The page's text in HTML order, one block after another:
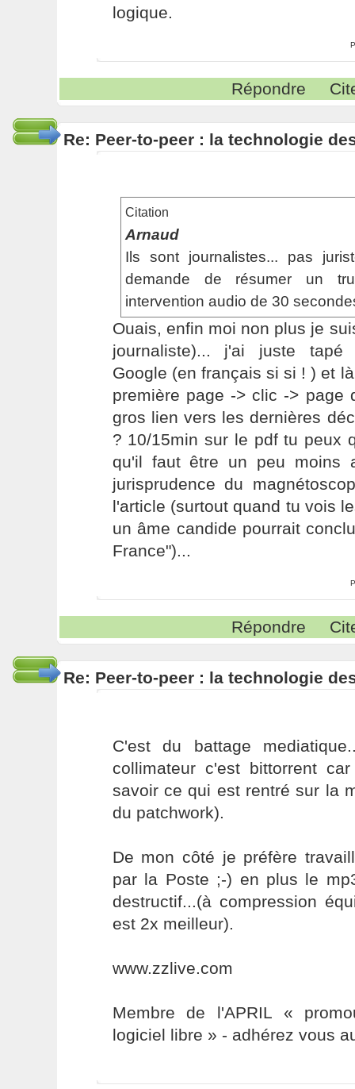
logique.
Répondre
Re: Peer-to-peer : la technologie
Citation
Arnaud
Ils sont journalistes... pas
demande de résumer un
intervention audio de 30
Ouais, enfin moi non plus je
journaliste)... j'ai juste tapé
Google (en français si si ! ) et
première page -> clic -> page
gros lien vers les dernières
? 10/15min sur le pdf tu peux
qu'il faut être un peu moins
jurisprudence du
l'article (surtout quand tu vois
un âme candide pourrait
France")...
Répondre
Re: Peer-to-peer : la technologie
C'est du battage
collimateur c'est bittorrent
savoir ce qui est rentré sur la
du patchwork).
De mon côté je préfère
par la Poste ;-) en plus le
destructif...(à compression
est 2x meilleur).
www.zzlive.com
Membre de l'APRIL «
logiciel libre » - adhérez vous